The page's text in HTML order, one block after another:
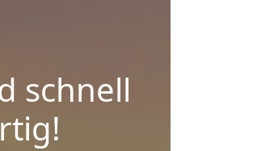
schnell